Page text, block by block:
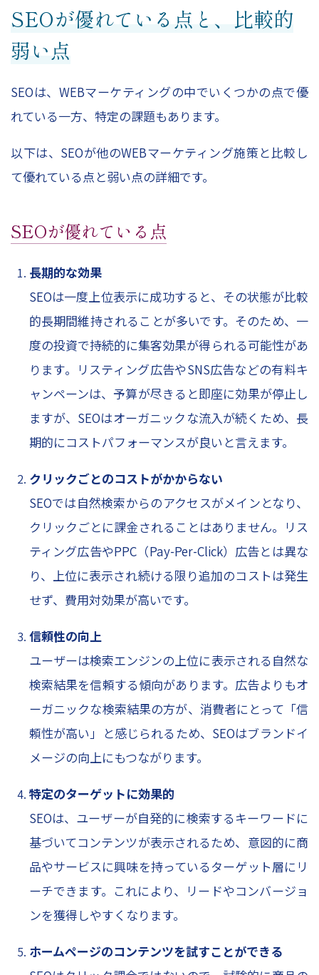
SEOが優れている点と、比較的
弱い点
SEOは、WEBマーケティングの中でいくつかの点で優
れている一方、特定の課題もあります。
以下は、SEOが他のWEBマーケティング施策と比較し
て優れている点と弱い点の詳細です。
SEOが優れている点
長期的な効果
SEOは一度上位表示に成功すると、その状態が比較
的長期間維持されることが多いです。そのため、一
度の投資で持続的に集客効果が得られる可能性があ
ります。リスティング広告やSNS広告などの有料キ
ャンペーンは、予算が尽きると即座に効果が停止し
ますが、SEOはオーガニックな流入が続くため、長
期的にコストパフォーマンスが良いと言えます。
クリックごとのコストがかからない
SEOでは自然検索からのアクセスがメインとなり、
クリックごとに課金されることはありません。リス
ティング広告やPPC（Pay-Per-Click）広告とは異な
り、上位に表示され続ける限り追加のコストは発生
せず、費用対効果が高いです。
信頼性の向上
ユーザーは検索エンジンの上位に表示される自然な
検索結果を信頼する傾向があります。広告よりもオ
ーガニックな検索結果の方が、消費者にとって「信
頼性が高い」と感じられるため、SEOはブランドイ
メージの向上にもつながります。
特定のターゲットに効果的
SEOは、ユーザーが自発的に検索するキーワードに
基づいてコンテンツが表示されるため、意図的に商
品やサービスに興味を持っているターゲット層にリ
ーチできます。これにより、リードやコンバージョ
ンを獲得しやすくなります。
ホームページのコンテンツを試すことができる